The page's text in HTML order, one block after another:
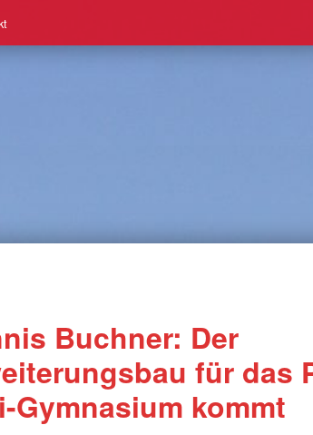
Buchner: Der
für das
Gymnasium kommt